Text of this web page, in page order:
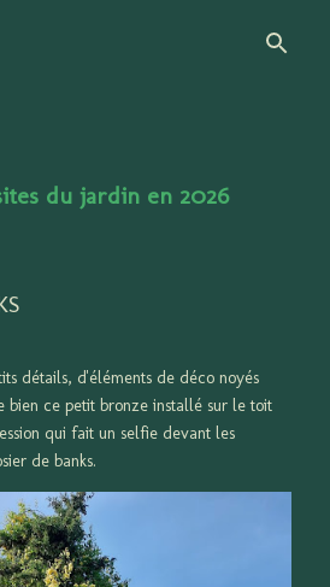
du jardin en 2026
détails, d'éléments de déco noyés
bien ce petit bronze installé sur le toit
qui fait un selfie devant les
de banks.